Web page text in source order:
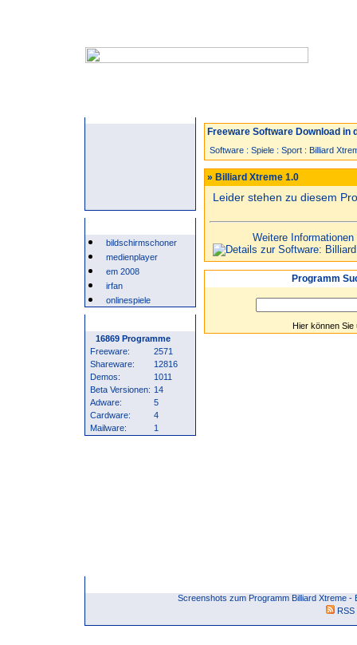
bildschirmschoner
medienplayer
em 2008
irfan
onlinespiele
16869 Programme
Freeware:
2571
Shareware:
12816
Demos:
1011
Beta Versionen: 14
Adware:
5
Cardware:
4
Mailware:
1
Freeware Software Download in
Software : Spiele : Sport : Billiard
» Billiard Xtreme 1.0
Leider stehen zu diesem
Weitere
Programm
Hier können
Screenshots zum Programm Billiard Xtreme -